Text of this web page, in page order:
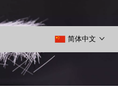
简体中文